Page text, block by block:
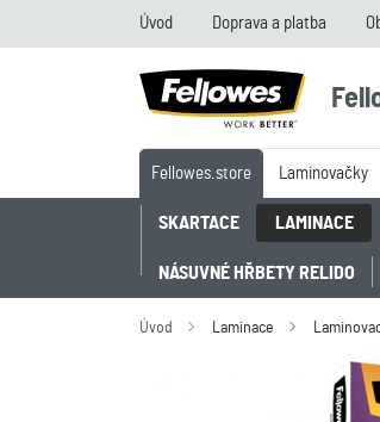
Úvod Doprava a platba
Fellowes.store Laminovačky
SKARTACE LAMINACE
NÁSUVNÉ HŘBETY RELIDO
Úvod Laminace